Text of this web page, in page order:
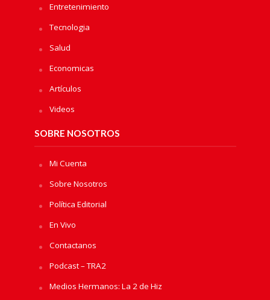
Entretenimiento
Tecnologia
Salud
Economicas
Artículos
Videos
SOBRE NOSOTROS
Mi Cuenta
Sobre Nosotros
Política Editorial
En Vivo
Contactanos
Podcast – TRA2
Medios Hermanos: La 2 de Hiz